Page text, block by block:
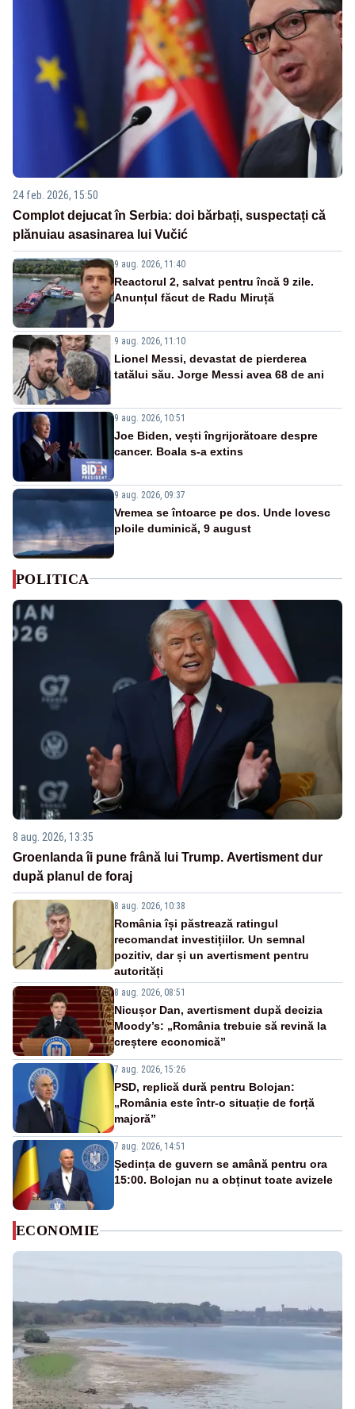
24 feb. 2026, 15:50
Complot dejucat în Serbia: doi bărbați, suspectați că
plănuiau asasinarea lui Vučić
9 aug. 2026, 11:40
Reactorul 2, salvat pentru încă 9 zile.
Anunțul făcut de Radu Miruță
9 aug. 2026, 11:10
Lionel Messi, devastat de pierderea
tatălui său. Jorge Messi avea 68 de ani
9 aug. 2026, 10:51
Joe Biden, vești îngrijorătoare despre
cancer. Boala s-a extins
9 aug. 2026, 09:37
Vremea se întoarce pe dos. Unde lovesc
ploile duminică, 9 august
POLITICA
8 aug. 2026, 13:35
Groenlanda îi pune frână lui Trump. Avertisment dur
după planul de foraj
8 aug. 2026, 10:38
România își păstrează ratingul
recomandat investițiilor. Un semnal
pozitiv, dar și un avertisment pentru
autorități
8 aug. 2026, 08:51
Nicușor Dan, avertisment după decizia
Moody’s: „România trebuie să revină la
creștere economică”
7 aug. 2026, 15:26
PSD, replică dură pentru Bolojan:
„România este într-o situație de forță
majoră”
7 aug. 2026, 14:51
Ședința de guvern se amână pentru ora
15:00. Bolojan nu a obținut toate avizele
ECONOMIE